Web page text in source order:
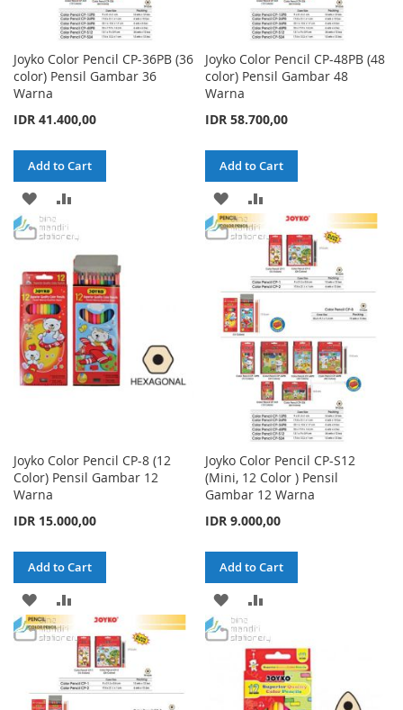
Joyko Color Pencil CP-36PB (36
color) Pensil Gambar 36
Warna
IDR 41.400,00
Add to Cart
ADD
TO
LIST
COMPARE
Joyko Color Pencil CP-48PB (48
color) Pensil Gambar 48
Warna
IDR 58.700,00
Add to Cart
ADD
TO
LIST
COMPARE
Joyko Color Pencil CP-8 (12
Color) Pensil Gambar 12
Warna
IDR 15.000,00
Add to Cart
ADD
TO
LIST
COMPARE
Joyko Color Pencil CP-S12
(Mini, 12 Color ) Pensil
Gambar 12 Warna
IDR 9.000,00
Add to Cart
ADD
TO
WISH
LIST
COMPARE